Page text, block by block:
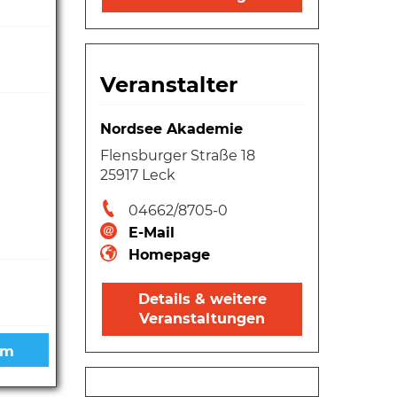
Veranstalter
Nordsee Akademie
Flensburger Straße 18
25917 Leck
04662/8705-0
E-Mail
Homepage
Details & weitere
Veranstaltungen